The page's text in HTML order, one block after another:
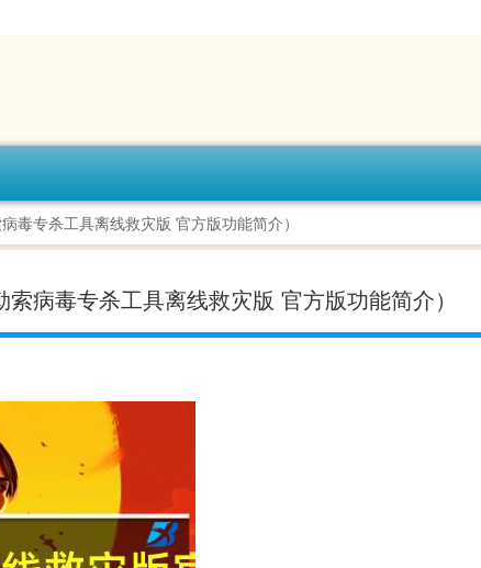
毒专杀工具离线救灾版 官方版功能简介）
病毒专杀工具离线救灾版 官方版功能简介）